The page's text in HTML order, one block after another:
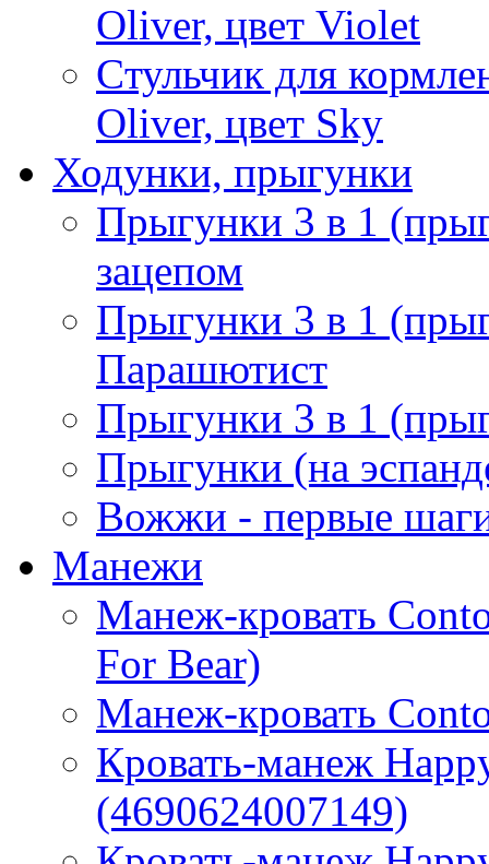
Oliver, цвет Violet
Cтульчик для
Oliver, цвет Sky
Ходунки, прыгунки
Прыгунки 3 в 1
зацепом
Прыгунки 3 в 1
Парашютист
Прыгунки 3 в 1
Прыгунки (на
Вожжи - первые
Манежи
Манеж-кровать
For Bear)
Манеж-кровать
Кровать-манеж
(4690624007149)